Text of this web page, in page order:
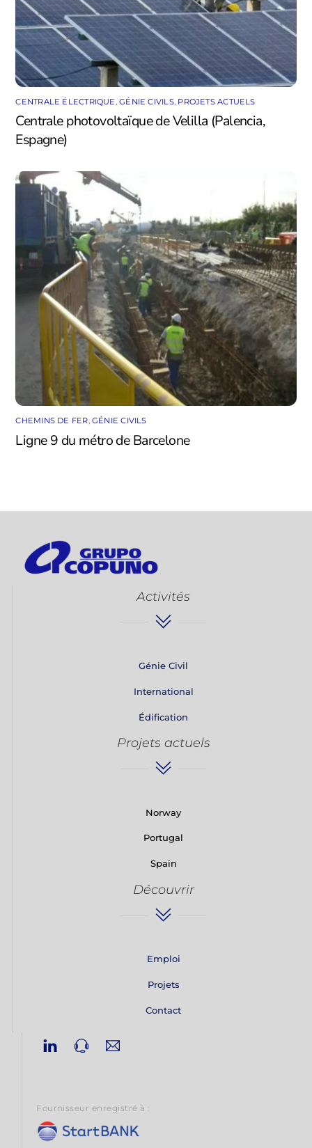
CENTRALE ÉLECTRIQUE ,GÉNIE CIVILS, PROJETS ACTUELS
Centrale photovoltaïque de Velilla (Palencia,
Espagne)
CHEMINS DE FER,GÉNIE CIVILS
Ligne 9 du métro de Barcelone
Activités
Génie Civil
International
Édification
Projets actuels
Norway
Portugal
Spain
Découvrir
Emploi
Projets
Contact
Linkedin
Fournisseur enregistré à :